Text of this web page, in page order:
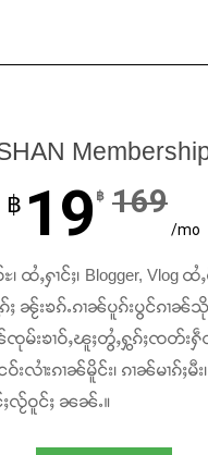
฿ 19 ฿ 169
/mo
၊ ထႆႇႁၢင်ႈ၊ Blogger,
ၼႂ်းၶၵ်ႉၵၢၼ်ပူၵ်းပွင်ၵၢၼ်သို
ၸုမ်းၶၢဝ်ႇၽူႈတွႆႇႁွၵ်ႈၸတ်းႁဵ
လၢႆးၵၢၼ်မိူင်း၊ ၵၢၼ်မၢၵ်ႈမီ
ႈလႂ်ဝူင်ႈ ၼၼ်ႉ။